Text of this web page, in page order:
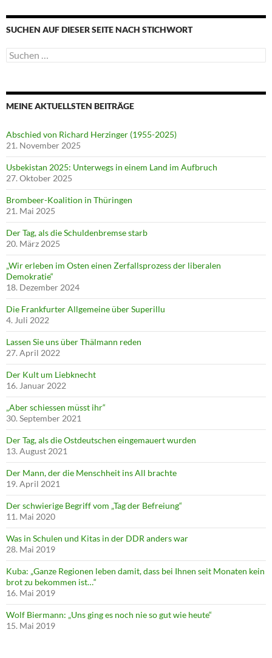
SUCHEN AUF DIESER SEITE NACH STICHWORT
Suche
nach:
MEINE AKTUELLSTEN BEITRÄGE
Abschied von Richard Herzinger (1955-2025)
21. November 2025
Usbekistan 2025: Unterwegs in einem Land im Aufbruch
27. Oktober 2025
Brombeer-Koalition in Thüringen
21. Mai 2025
Der Tag, als die Schuldenbremse starb
20. März 2025
„Wir erleben im Osten einen Zerfallsprozess der liberalen
Demokratie“
18. Dezember 2024
Die Frankfurter Allgemeine über Superillu
4. Juli 2022
Lassen Sie uns über Thälmann reden
27. April 2022
Der Kult um Liebknecht
16. Januar 2022
„Aber schiessen müsst ihr“
30. September 2021
Der Tag, als die Ostdeutschen eingemauert wurden
13. August 2021
Der Mann, der die Menschheit ins All brachte
19. April 2021
Der schwierige Begriff vom „Tag der Befreiung“
11. Mai 2020
Was in Schulen und Kitas in der DDR anders war
28. Mai 2019
Kuba: „Ganze Regionen leben damit, dass bei Ihnen seit Monaten kein
brot zu bekommen ist…“
16. Mai 2019
Wolf Biermann: „Uns ging es noch nie so gut wie heute“
15. Mai 2019